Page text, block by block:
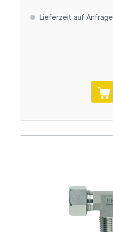
Lieferzeit auf Anfrage